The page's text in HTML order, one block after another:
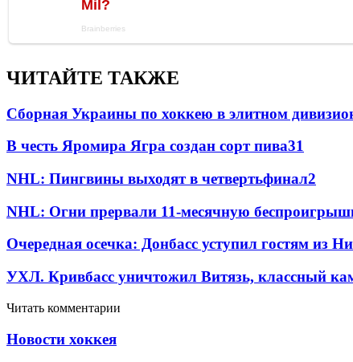
ЧИТАЙТЕ ТАКЖЕ
Сборная Украины по хоккею в элитном
В честь Яромира Ягра создан сорт пива31
NHL: Пингвины выходят в четвертьфинал2
NHL: Огни прервали 11-месячную
Очередная осечка: Донбасс уступил гостям из
УХЛ. Кривбасс уничтожил Витязь, классный
Читать комментарии
Новости хоккея